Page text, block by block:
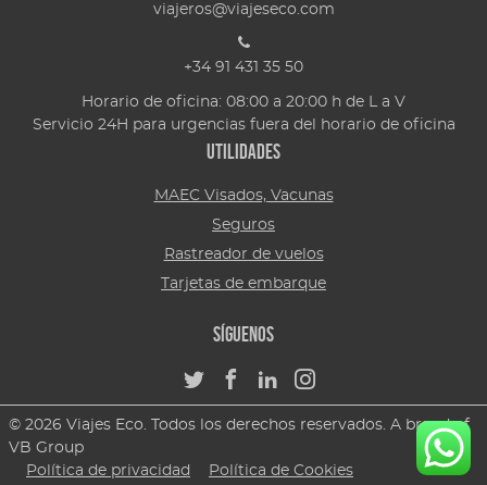
viajeros@viajeseco.com
+34 91 431 35 50
Horario de oficina: 08:00 a 20:00 h de L a V
Servicio 24H para urgencias fuera del horario de oficina
Utilidades
MAEC Visados, Vacunas
Seguros
Rastreador de vuelos
Tarjetas de embarque
Síguenos
© 2026 Viajes Eco. Todos los derechos reservados. A brand of
VB Group
Política de privacidad
Política de Cookies